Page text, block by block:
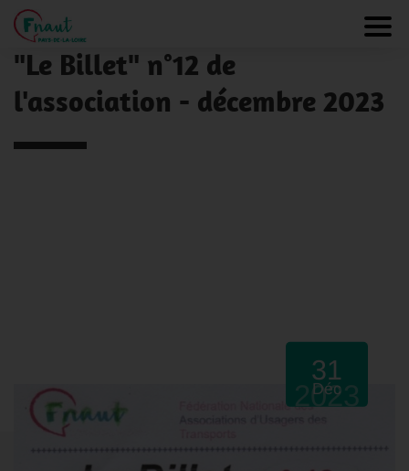
Panneau de gestion des cookies
NOS ACTUALITÉS
"Le Billet" n°12 de
l'association - décembre 2023
31
Déc
2023